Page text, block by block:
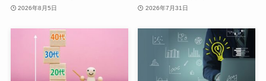
2026年8月5日 2026年7月31日